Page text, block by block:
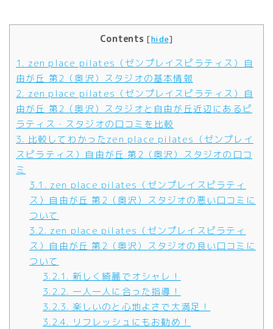
Contents [hide]
1. zen place pilates（ゼンプレイスピラティス）自
由が丘 第2（奥沢）スタジオの基本情報
2. zen place pilates（ゼンプレイスピラティス）自
由が丘 第2（奥沢）スタジオと自由が丘近辺にあるピ
ラティス・スタジオの口コミを比較
3. 比較してわかったzen place pilates（ゼンプレイ
スピラティス）自由が丘 第2（奥沢）スタジオの口コ
ミ
3.1. zen place pilates（ゼンプレイスピラティ
ス）自由が丘 第2（奥沢）スタジオの悪い口コミに
ついて
3.2. zen place pilates（ゼンプレイスピラティ
ス）自由が丘 第2（奥沢）スタジオの良い口コミに
ついて
3.2.1. 新しく綺麗でオシャレ！
3.2.2. 一人一人に合った指導！
3.2.3. 楽しいのと心地よさで大満足！
3.2.4. リフレッシュにもお勧め！